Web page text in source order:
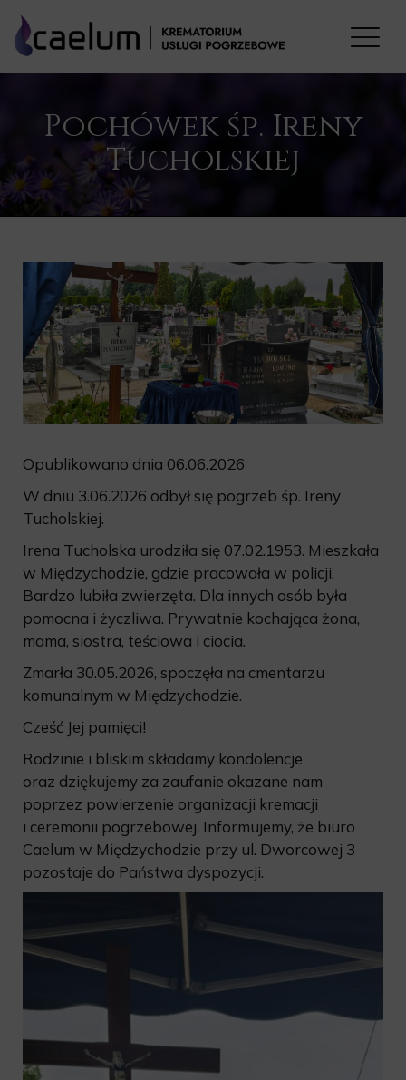
Pochówek śp. Ireny
Tucholskiej
Opublikowano dnia 06.06.2026
W dniu 3.06.2026 odbył się pogrzeb śp. Ireny
Tucholskiej.
Irena Tucholska urodziła się 07.02.1953. Mieszkała
w Międzychodzie, gdzie pracowała w policji.
Bardzo lubiła zwierzęta. Dla innych osób była
pomocna i życzliwa. Prywatnie kochająca żona,
mama, siostra, teściowa i ciocia.
Zmarła 30.05.2026, spoczęła na cmentarzu
komunalnym w Międzychodzie.
Cześć Jej pamięci!
Rodzinie i bliskim składamy kondolencje
oraz dziękujemy za zaufanie okazane nam
poprzez powierzenie organizacji kremacji
i ceremonii pogrzebowej. Informujemy, że biuro
Caelum w Międzychodzie przy ul. Dworcowej 3
pozostaje do Państwa dyspozycji.